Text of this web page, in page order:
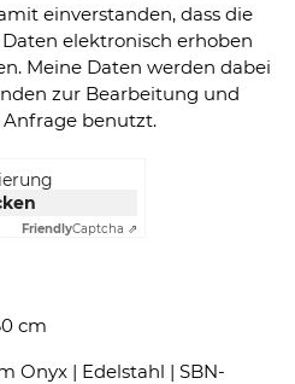
einverstanden, dass die
elektronisch erhoben
Meine Daten werden dabei
zur Bearbeitung und
benutzt.
FriendlyCaptcha ⇗
cm
Onyx | Edelstahl | SBN-